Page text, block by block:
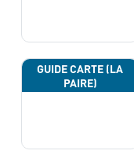
GUIDE CARTE (LA
PAIRE)